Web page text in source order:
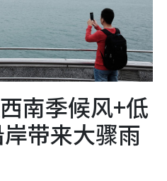
南季候风+低
带来大骤雨